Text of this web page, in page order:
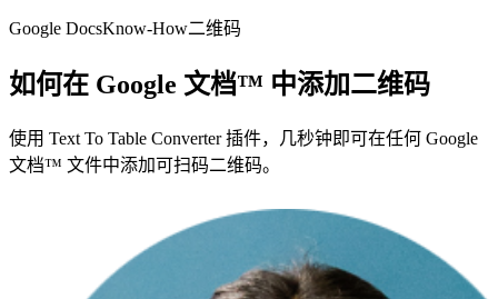
Google DocsKnow-How二维码
如何在 Google 文档™ 中添加二维码
使用 Text To Table Converter 插件，几秒钟即可在任何 Google
文档™ 文件中添加可扫码二维码。